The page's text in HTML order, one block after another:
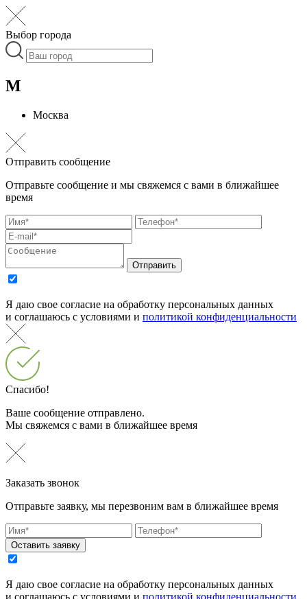
Выбор города
М
Москва
Отправить сообщение
Отправьте сообщение и мы свяжемся с вами в ближайшее
время
Отправить
Я даю свое согласие на обработку персональных данных
и соглашаюсь с условиями и политикой конфиденциальности
Спасибо!
Ваше сообщение отправлено.
Мы свяжемся с вами в ближайшее время
Заказать звонок
Отправьте заявку, мы перезвоним вам в ближайшее время
Оставить заявку
Я даю свое согласие на обработку персональных данных
и соглашаюсь с условиями и политикой конфиденциальности